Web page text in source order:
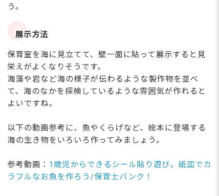
う。
展示方法
保育室を海に見立てて、壁一面に貼って展示すると見
栄えがよくなりそうです。
海藻や岩など海の様子が伝わるような製作物を並べ
て、海のなかを探検しているような雰囲気が作れると
よいですね。
以下の動画参考に、魚やくらげなど、絵本に登場する
海の生き物をいろいろ作ってみましょう。
参考動画： 1歳児からできるシール貼り遊び。紙皿でカ
ラフルなお魚を作ろう/保育士バンク！